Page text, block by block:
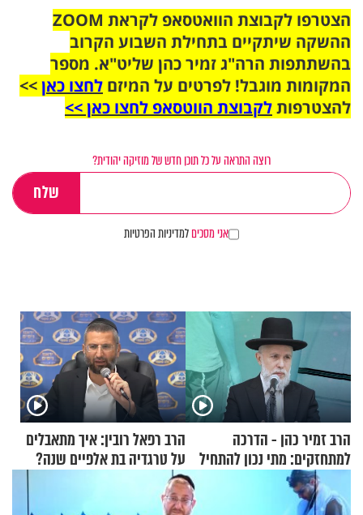
הצטרפו לקבוצת הוואטסאפ לקראת ZOOM
ההשקה שיתקיים בתחילת השבוע הקרוב
בהשתתפות הרה"ג זמיר כהן שליט"א. מספר
המקומות מוגבל! לפרטים על המיזם לחצו כאן>>
להצטרפותלקבוצת הווטסאפ לחצו כאן >>
רוצה התראה על כל תוכן חדש של מוזיקה יהודית?
אני מסכיםלמדיניות הפרטיות
הרב זמיר כהן - הדרכה
למתחזקים: מתי נכון להתחיל
עם לבישת הציצית?
הרב רפאל רובין: איך מתאבלים
על טרגדיה בת אלפיים שנה?